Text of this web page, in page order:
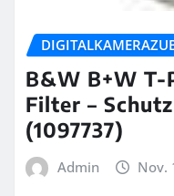
B&W B+W T-
Filter –
(1097737)
Admin Nov.